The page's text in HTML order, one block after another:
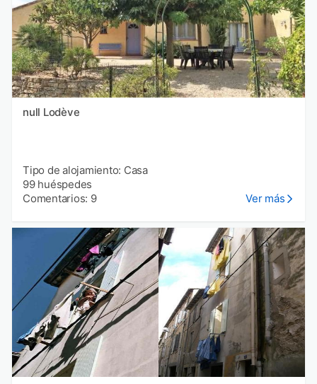
null Lodève
Tipo de alojamiento: Casa
99 huéspedes
Comentarios: 9
Ver más